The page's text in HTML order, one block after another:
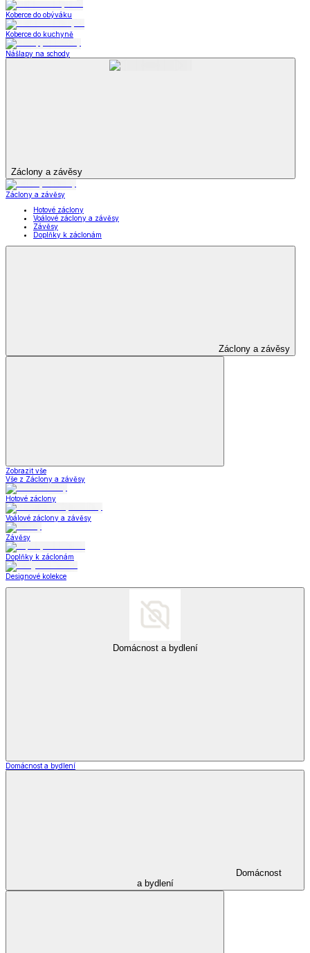
Koberce do obýváku
Koberce do kuchyně
Nášlapy na schody
Záclony a závěsy
Záclony a závěsy
Hotové záclony
Voálové záclony a závěsy
Závěsy
Doplňky k záclonám
Záclony a závěsy
Zobrazit vše
Vše z Záclony a závěsy
Hotové záclony
Voálové záclony a závěsy
Závěsy
Doplňky k záclonám
Designové kolekce
Domácnost a bydlení
Domácnost a bydlení
Domácnost
a bydlení